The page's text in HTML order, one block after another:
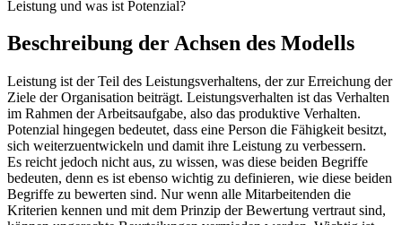
Leistung und was ist Potenzial?
Beschreibung der Achsen des Modells
Leistung ist der Teil des Leistungsverhaltens, der zur Erreichung der
Ziele der Organisation beiträgt. Leistungsverhalten ist das Verhalten
im Rahmen der Arbeitsaufgabe, also das produktive Verhalten.
Potenzial hingegen bedeutet, dass eine Person die Fähigkeit besitzt,
sich weiterzuentwickeln und damit ihre Leistung zu verbessern.
Es reicht jedoch nicht aus, zu wissen, was diese beiden Begriffe
bedeuten, denn es ist ebenso wichtig zu definieren, wie diese beiden
Begriffe zu bewerten sind. Nur wenn alle Mitarbeitenden die
Kriterien kennen und mit dem Prinzip der Bewertung vertraut sind,